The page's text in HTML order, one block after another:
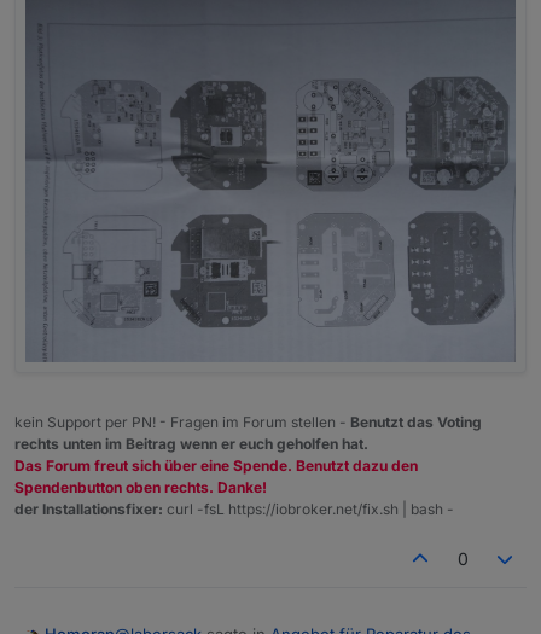
kein Support per PN! - Fragen im Forum stellen - Benutzt das Voting
rechts unten im Beitrag wenn er euch geholfen hat.
Das Forum freut sich über eine Spende. Benutzt dazu den
Spendenbutton oben rechts. Danke!
der Installationsfixer: curl -fsL https://iobroker.net/fix.sh | bash -
0